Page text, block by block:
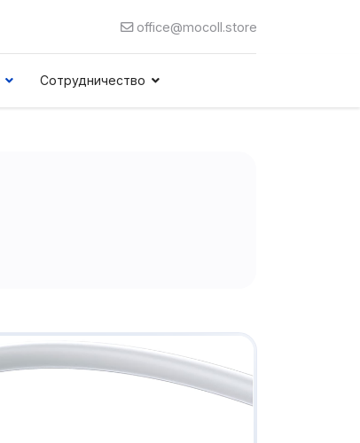
office@mocoll.store
Сотрудничество